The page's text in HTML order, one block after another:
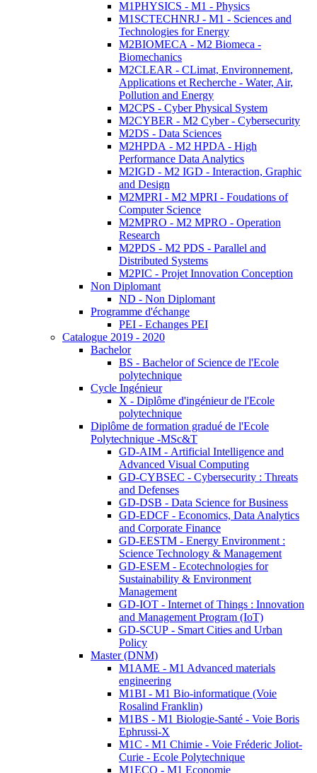
M1PHYSICS - M1 - Physics
M1SCTECHNRJ - M1 - Sciences and
Technologies for Energy
M2BIOMECA - M2 Biomeca -
Biomechanics
M2CLEAR - CLimat, Environnement,
Applications et Recherche - Water, Air,
Pollution and Energy
M2CPS - Cyber Physical System
M2CYBER - M2 Cyber - Cybersecurity
M2DS - Data Sciences
M2HPDA - M2 HPDA - High
Performance Data Analytics
M2IGD - M2 IGD - Interaction, Graphic
and Design
M2MPRI - M2 MPRI - Foudations of
Computer Science
M2MPRO - M2 MPRO - Operation
Research
M2PDS - M2 PDS - Parallel and
Distributed Systems
M2PIC - Projet Innovation Conception
Non Diplomant
ND - Non Diplomant
Programme d'échange
PEI - Echanges PEI
Catalogue 2019 - 2020
Bachelor
BS - Bachelor of Science de l'Ecole
polytechnique
Cycle Ingénieur
X - Diplôme d'ingénieur de l'Ecole
polytechnique
Diplôme de formation gradué de l'Ecole
Polytechnique -MSc&T
GD-AIM - Artificial Intelligence and
Advanced Visual Computing
GD-CYBSEC - Cybersecurity : Threats
and Defenses
GD-DSB - Data Science for Business
GD-EDCF - Economics, Data Analytics
and Corporate Finance
GD-EESTM - Energy Environment :
Science Technology & Management
GD-ESEM - Ecotechnologies for
Sustainability & Environment
Management
GD-IOT - Internet of Things : Innovation
and Management Program (IoT)
GD-SCUP - Smart Cities and Urban
Policy
Master (DNM)
M1AME - M1 Advanced materials
engineering
M1BI - M1 Bio-informatique (Voie
Rosalind Franklin)
M1BS - M1 Biologie-Santé - Voie Boris
Ephrussi-X
M1C - M1 Chimie - Voie Fréderic Joliot-
Curie - Ecole Polytechnique
M1ECO - M1 Economie